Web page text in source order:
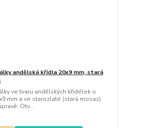
andělská křídla 20x9 mm, stará
ve tvaru andělských křidélek o
mm a ve starozlaté (stará mosaz)
Otv...